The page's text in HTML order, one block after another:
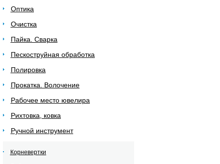
Оптика
Очистка
Пайка. Сварка
Пескоструйная обработка
Полировка
Прокатка. Волочение
Рабочее место ювелира
Рихтовка, ковка
Ручной инструмент
Корневертки